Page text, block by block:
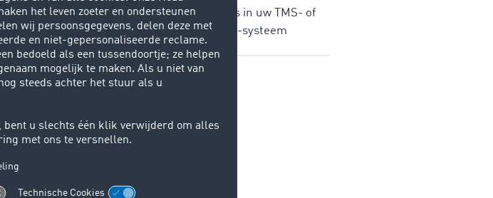
Transportopdrachten
exclusief toewijzen
Interfaces in uw TMS- of
ERP-systeem